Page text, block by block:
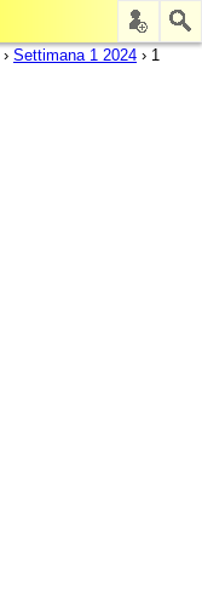
› Settimana 1 2024 › 1